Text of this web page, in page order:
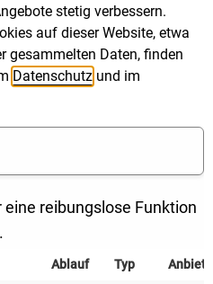
stetig verbessern.
auf dieser Website, etwa
gesammelten Daten, finden
Datenschutz und im
reibungslose Funktion
Ablauf Typ